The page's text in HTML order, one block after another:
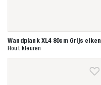
Wandplank XL4 80cm Grijs eiken
Hout kleuren